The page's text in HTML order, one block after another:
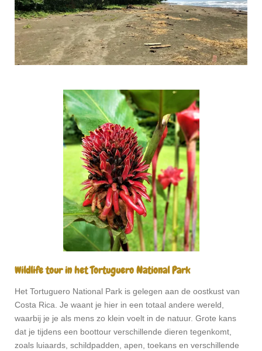
Wildlife tour in het Tortuguero National Park
Het Tortuguero National Park is gelegen aan de oostkust van
Costa Rica. Je waant je hier in een totaal andere wereld,
waarbij je je als mens zo klein voelt in de natuur. Grote kans
dat je tijdens een boottour verschillende dieren tegenkomt,
zoals luiaards, schildpadden, apen, toekans en verschillende